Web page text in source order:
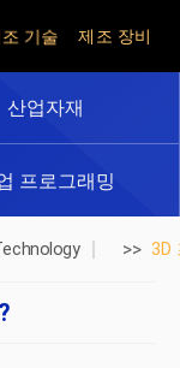
기술 제조 장비
산업자재
프로그래밍
>> 3D